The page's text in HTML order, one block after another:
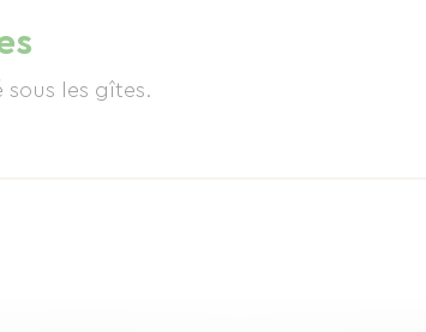
para pessoas com mobilidade
totalmente equipada, uma sala de
de casal e portas francesas que se
com vista para a montanha Carroux.
refeições com mobília e churrasqueira.
les gîtes.